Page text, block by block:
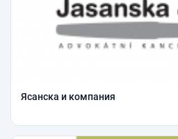
Ясанска и компания